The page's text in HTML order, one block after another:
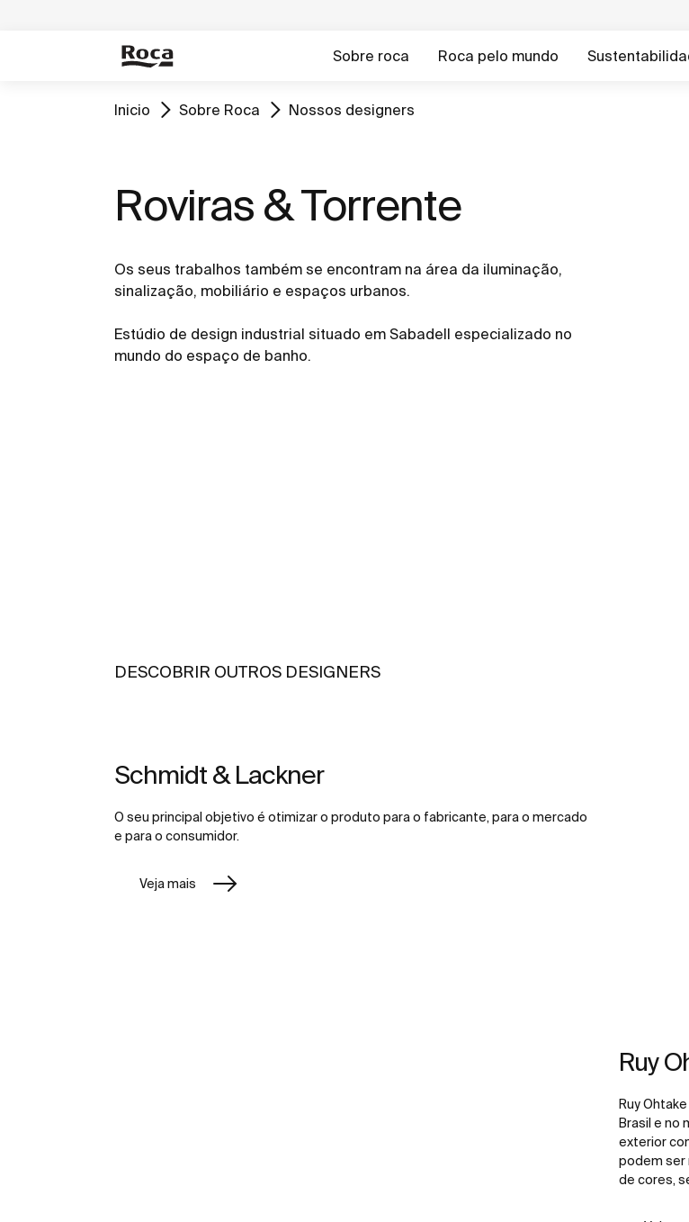
Sobre roca Roca pelo mundo
Inicio Sobre Roca Nossos designers
Roviras & Torrente
Os seus trabalhos também se encontram na área da iluminação,
sinalização, mobiliário e espaços urbanos.
Estúdio de design industrial situado em Sabadell especializado no
mundo do espaço de banho.
DESCOBRIR OUTROS DESIGNERS
Schmidt & Lackner
O seu principal objetivo é otimizar o produto para o fabricante, para o mercado
e para o consumidor.
Veja mais
Ruy
Ruy
Brasil e no
exterior
podem ser
de cores,